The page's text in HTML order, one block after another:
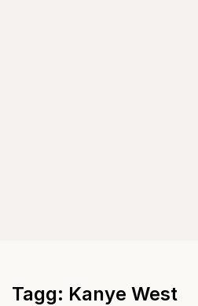
Tagg: Kanye West